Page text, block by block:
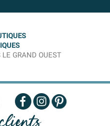
LE GRAND OUEST